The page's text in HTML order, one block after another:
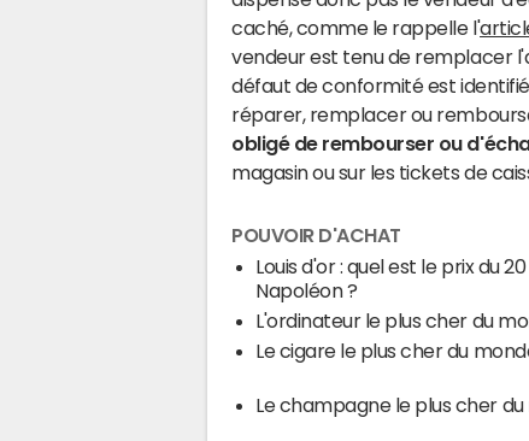
caché, comme le rappelle l'
vendeur est tenu de remplacer
défaut de conformité est
réparer, remplacer ou
obligé de rembourser ou
magasin ou sur les tickets de
POUVOIR D'ACHAT
Louis d'or : quel est le prix du
Napoléon ?
L'ordinateur le plus cher du
Le cigare le plus cher du
Le champagne le plus cher